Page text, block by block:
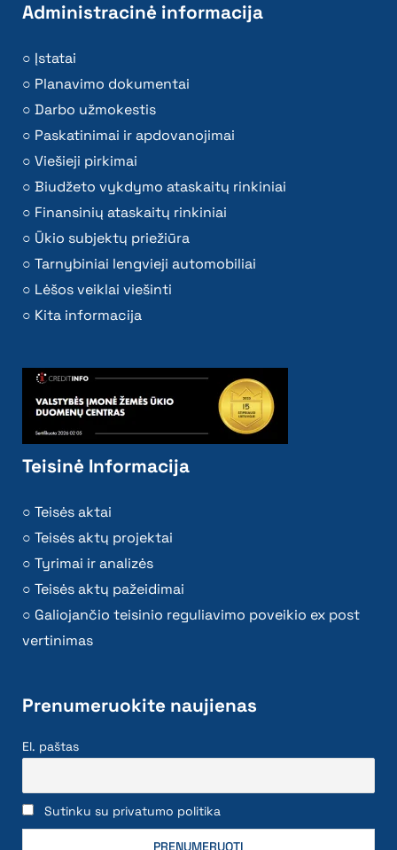
Administracinė informacija
Įstatai
Planavimo dokumentai
Darbo užmokestis
Paskatinimai ir apdovanojimai
Viešieji pirkimai
Biudžeto vykdymo ataskaitų rinkiniai
Finansinių ataskaitų rinkiniai
Ūkio subjektų priežiūra
Tarnybiniai lengvieji automobiliai
Lėšos veiklai viešinti
Kita informacija
Teisinė Informacija
Teisės aktai
Teisės aktų projektai
Tyrimai ir analizės
Teisės aktų pažeidimai
Galiojančio teisinio reguliavimo poveikio ex post
vertinimas
Prenumeruokite naujienas
El. paštas
Sutinku su privatumo politika